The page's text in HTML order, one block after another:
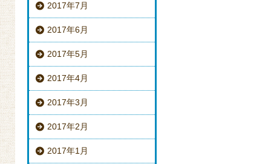
2017年7月
2017年6月
2017年5月
2017年4月
2017年3月
2017年2月
2017年1月